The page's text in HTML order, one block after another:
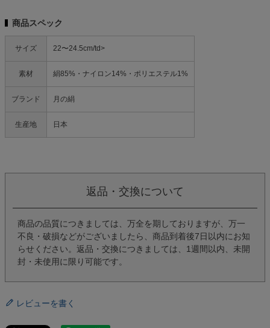
商品スペック
サイズ 22〜24.5cm/td>
素材 絹85%・ナイロン14%・ポリエステル1%
ブランド 月の絹
生産地 日本
返品・交換について
商品の品質につきましては、万全を期しておりますが、万一
不良・破損などがございましたら、商品到着後7日以内にお知
らせください。返品・交換につきましては、1週間以内、未開
封・未使用に限り可能です。
レビューを書く